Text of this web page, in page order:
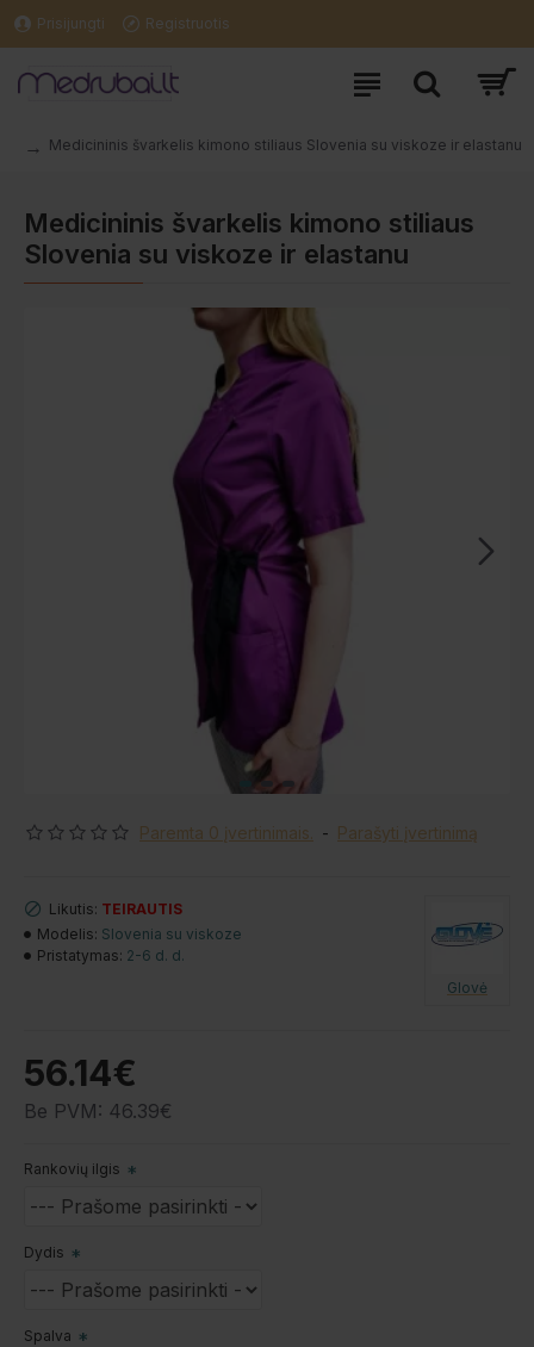
Prisijungti Registruotis
Medicininis švarkelis kimono stiliaus Slovenia su viskoze ir elastanu
Medicininis švarkelis kimono stiliaus
Slovenia su viskoze ir elastanu
Paremta 0 įvertinimais. - Parašyti įvertinimą
56.14€
Be PVM: 46.39€
Likutis: TEIRAUTIS
Modelis: Slovenia su viskoze
Pristatymas: 2-6 d. d.
Glovė
Rankovių ilgis
Dydis
Spalva